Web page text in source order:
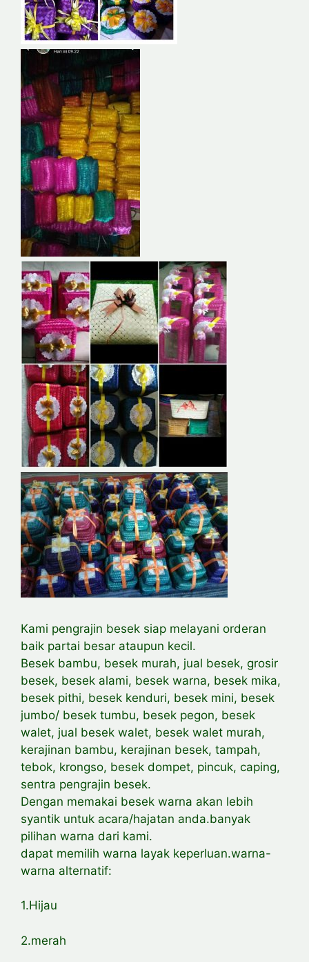
Kami pengrajin besek siap melayani orderan
baik partai besar ataupun kecil.
Besek bambu, besek murah, jual besek, grosir
besek, besek alami, besek warna, besek mika,
besek pithi, besek kenduri, besek mini, besek
jumbo/ besek tumbu, besek pegon, besek
walet, jual besek walet, besek walet murah,
kerajinan bambu, kerajinan besek, tampah,
tebok, krongso, besek dompet, pincuk, caping,
sentra pengrajin besek.
Dengan memakai besek warna akan lebih
syantik untuk acara/hajatan anda.banyak
pilihan warna dari kami.
dapat memilih warna layak keperluan.warna-
warna alternatif:
1.Hijau
2.merah